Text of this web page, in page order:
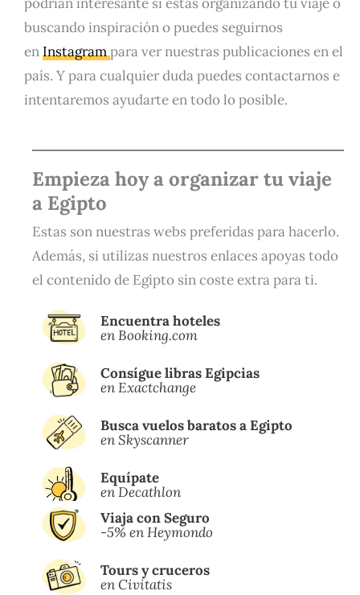
buscando inspiración o puedes seguirnos
enInstagrampara ver nuestras publicaciones en el
país. Y para cualquier duda puedes contactarnos e
intentaremos ayudarte en todo lo posible.
Empieza hoy a organizar tu viaje
a Egipto
Estas son nuestras webs preferidas para hacerlo.
Además, si utilizas nuestros enlaces apoyas todo
el contenido de Egipto sin coste extra para ti.
Encuentra hoteles
en Booking.com
Consígue libras Egipcias
enExactchange
Busca vuelos baratos a Egipto
enSkyscanner
Equípate
en Decathlon
Viaja con Seguro
-5% en Heymondo
Tours y cruceros
en Civitatis